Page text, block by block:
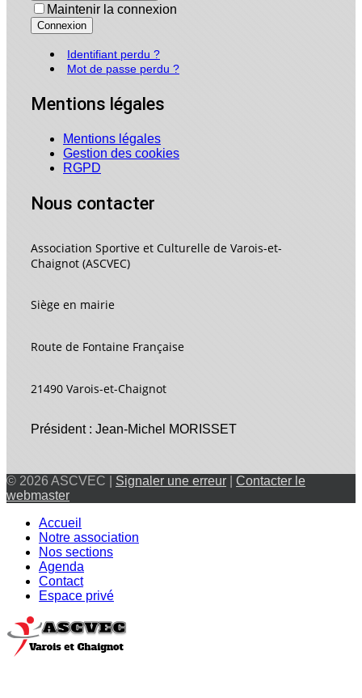
Maintenir la connexion
Connexion
Identifiant perdu ?
Mot de passe perdu ?
Mentions légales
Mentions légales
Gestion des cookies
RGPD
Nous contacter
Association Sportive et Culturelle de Varois-et-
Chaignot (ASCVEC)
Siège en mairie
Route de Fontaine Française
21490 Varois-et-Chaignot
Président : Jean-Michel MORISSET
© 2026 ASCVEC | Signaler une erreur
Contacter le
webmaster
Accueil
Notre association
Nos sections
Agenda
Contact
Espace privé